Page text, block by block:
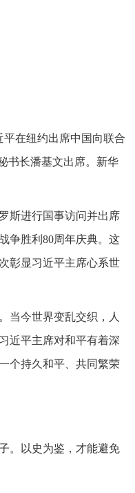
平在纽约出席中国向联合
书长潘基文出席。新华
斯进行国事访问并出席
争胜利80周年庆典。这
彰显习近平主席心系世
当今世界变乱交织，人
近平主席对和平有着深
个持久和平、共同繁荣
。以史为鉴，才能避免